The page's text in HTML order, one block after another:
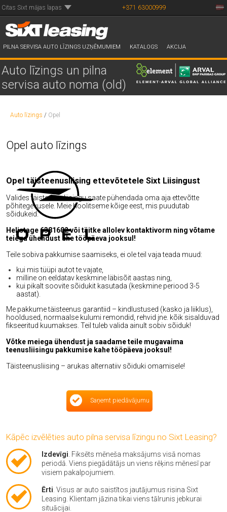
Citas Sixt mājas lapas +371 63000999
PILNA SERVISA AUTO LĪZINGS UZŅĒMUMIEM KATALOGS AKCIJA
Auto līzings un pilna
servisa auto noma (old)
Auto līzings / Opel
Opel auto līzings
Opel täisteenusliising ettevõtetele Sixt Liisingust
Valides täisteenusliisingu saate pühendada oma aja ettevõtte
põhitegevusele. Meie hoolitseme kõige eest, mis puudutab
sõidukeid.
Helistage 6381602 või täitke allolev kontaktivorm ning võtame
teiega ühendust ühe tööpäeva jooksul!
Teile sobiva pakkumise saamiseks, ei ole teil vaja teada muud:
kui mis tüüpi autot te vajate,
milline on eeldatav keskmine läbisõit aastas ning,
kui pikalt soovite sõidukit kasutada (keskmine periood 3-5
aastat).
Me pakkume täisteenus garantiid – kindlustused (kasko ja liiklus),
hooldused, normaalse kulumi remondid, rehvid jne. kõik sisalduvad
fikseeritud kuumakses. Teil tuleb valida ainult sobiv sõiduk!
Võtke meiega ühendust ja saadame teile mugavaima
teenusliisingu pakkumise kahe tööpäeva jooksul!
Täisteenusliising – arukas alternatiiv sõiduki omamisele!
Saņemt piedāvājumu
Kāpēc izvēlēties auto pilna servisa līzingu no Sixt Leasing?
Izdevīgi . Fiksēts mēneša maksājums visā nomas
periodā. Viens piegādātājs un viens rēķins mēnesī par
visiem pakalpojumiem.
Ērti . Visus ar auto saistītos jautājumus risina Sixt
Leasing. Klientam jāzina tikai viens tālrunis jebkurai
situācijai.